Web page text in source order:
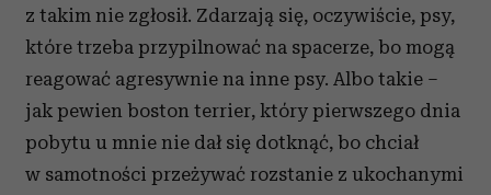
z takim nie zgłosił. Zdarzają się, oczywiście, psy,
które trzeba przypilnować na spacerze, bo mogą
reagować agresywnie na inne psy. Albo takie –
jak pewien boston terrier, który pierwszego dnia
pobytu u mnie nie dał się dotknąć, bo chciał
w samotności przeżywać rozstanie z ukochanymi